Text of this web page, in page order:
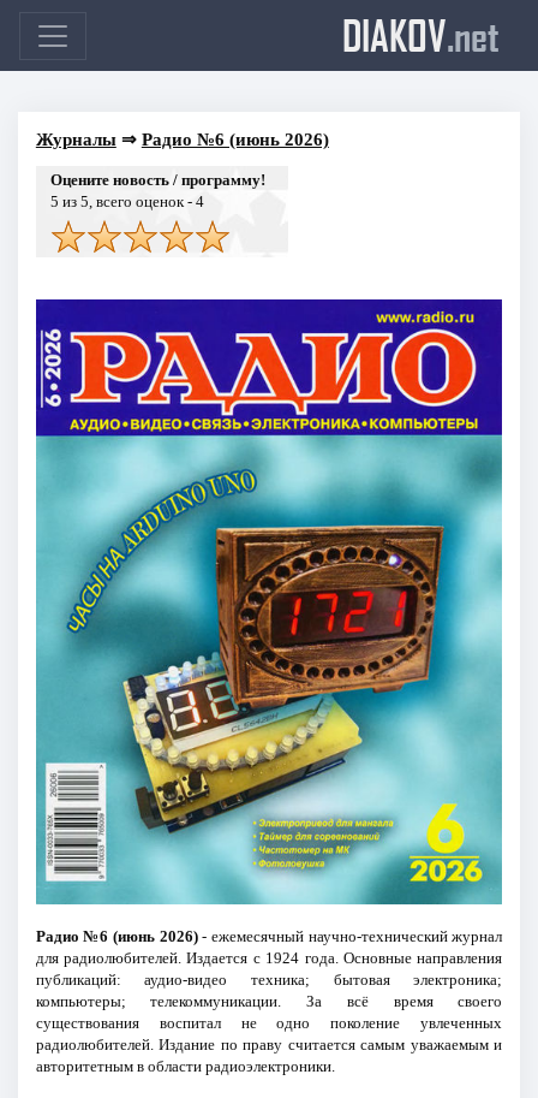
DIAKOV.net
Журналы⇒ Радио №6 (июнь 2026)
Оцените новость / программу!
5 из 5, всего оценок - 4
Радио №6 (июнь 2026)- ежемесячный научно-технический журнал
для радиолюбителей. Издается с 1924 года. Основные направления
публикаций: аудио-видео техника; бытовая электроника;
компьютеры; телекоммуникации. За всё время своего
существования воспитал не одно поколение увлеченных
радиолюбителей. Издание по праву считается самым уважаемым и
авторитетным в области радиоэлектроники.